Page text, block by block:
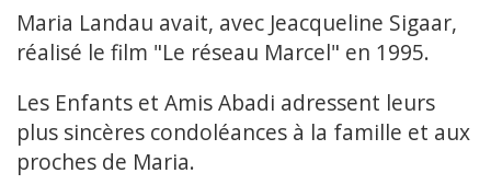
Maria Landau avait, avec Jeacqueline Sigaar,
réalisé le film "Le réseau Marcel" en 1995.
Les Enfants et Amis Abadi adressent leurs
plus sincères condoléances à la famille et aux
proches de Maria.